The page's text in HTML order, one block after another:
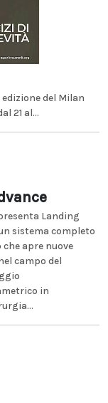
del Milan
21 al...
Landing
sistema completo
apre nuove
campo del
in